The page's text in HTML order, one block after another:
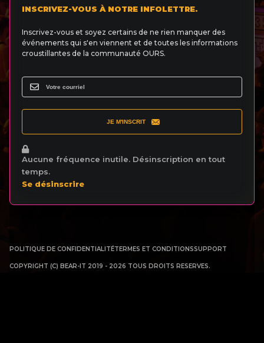
INSCRIVEZ-VOUS À NOTRE INFOLETTRE.
Inscrivez-vous et soyez certains de ne rien manquer des
événements qui s'en viennent et de toutes les informations
croustillantes de la communauté OURS.
JE M'INSCRIT
Aucune fréquence inutile. Désinscription en tout
temps.
Se désinscrire
POLITIQUE DE CONFIDENTIALITÉTERMES ET CONDITIONSSUPPORT
COPYRIGHT (C) BEAR-IT 2019 - 2026 TOUS DROITS RESERVES.